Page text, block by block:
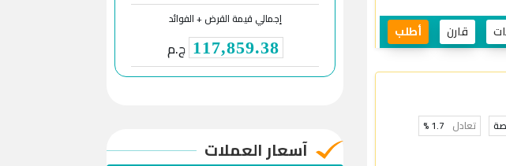
قارن أطلب
تعادل 1.7 %
إجمالي قيمة القرض + الفوائد
117,859.38 ج.م
آسعار العملات